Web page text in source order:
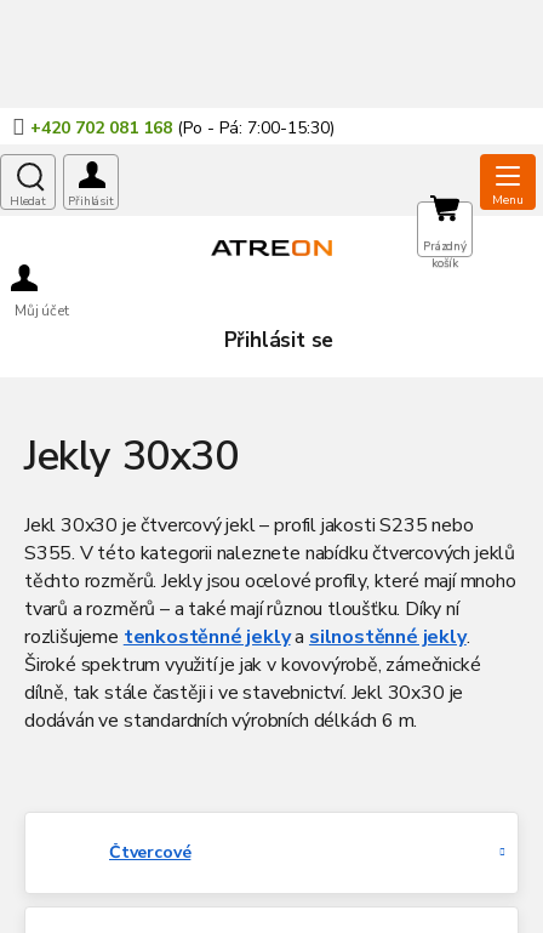
+420 702 081 168
Můj účet
Přihlásit se
NÁKUPNÍ
KOŠÍK
Prázdný
košík
Jekly 30x30
Jekl 30x30 je čtvercový jekl – profil jakosti S235 nebo
S355. V této kategorii naleznete nabídku čtvercových jeklů
těchto rozměrů. Jekly jsou ocelové profily, které mají mnoho
tvarů a rozměrů – a také mají různou tloušťku. Díky ní
rozlišujeme tenkostěnné jeklya silnostěnné jekly.
Široké spektrum využití je jak v kovovýrobě, zámečnické
dílně, tak stále častěji i ve stavebnictví. Jekl 30x30 je
dodáván ve standardních výrobních délkách 6 m.
Čtvercové